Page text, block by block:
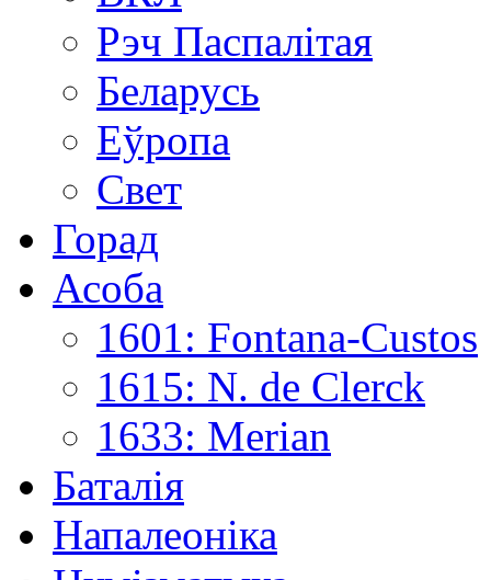
Рэч Паспалітая
Беларусь
Еўропа
Свет
Горад
Асоба
1601: Fontana-Custos
1615: N. de Clerck
1633: Merian
Баталія
Напалеоніка